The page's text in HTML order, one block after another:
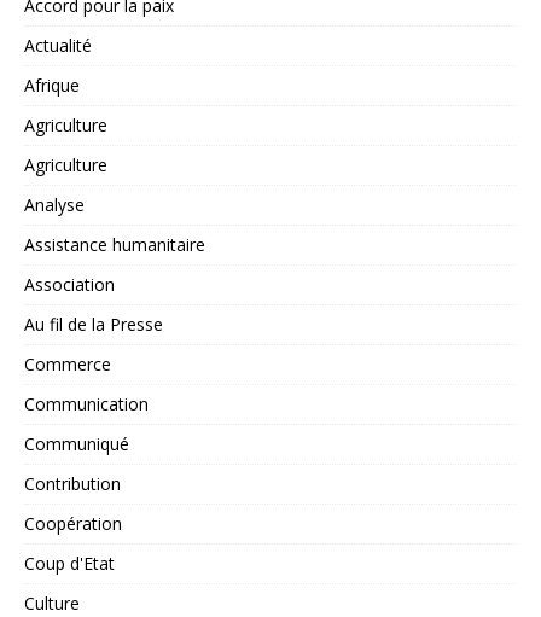
Accord pour la paix
Actualité
Afrique
Agriculture
Agriculture
Analyse
Assistance humanitaire
Association
Au fil de la Presse
Commerce
Communication
Communiqué
Contribution
Coopération
Coup d'Etat
Culture